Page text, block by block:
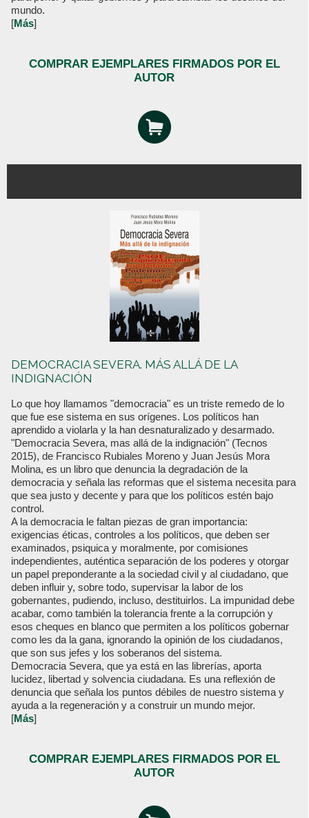
mundo.
[Más]
COMPRAR EJEMPLARES FIRMADOS POR EL
AUTOR
DEMOCRACIA SEVERA. MÁS ALLÁ DE LA
INDIGNACIÓN
Lo que hoy llamamos "democracia" es un triste remedo de lo
que fue ese sistema en sus orígenes. Los políticos han
aprendido a violarla y la han desnaturalizado y desarmado.
"Democracia Severa, mas allá de la indignación" (Tecnos
2015), de Francisco Rubiales Moreno y Juan Jesús Mora
Molina, es un libro que denuncia la degradación de la
democracia y señala las reformas que el sistema necesita para
que sea justo y decente y para que los políticos estén bajo
control.
A la democracia le faltan piezas de gran importancia:
exigencias éticas, controles a los políticos, que deben ser
examinados, psiquica y moralmente, por comisiones
independientes, auténtica separación de los poderes y otorgar
un papel preponderante a la sociedad civil y al ciudadano, que
deben influir y, sobre todo, supervisar la labor de los
gobernantes, pudiendo, incluso, destituirlos. La impunidad debe
acabar, como también la tolerancia frente a la corrupción y
esos cheques en blanco que permiten a los políticos gobernar
como les da la gana, ignorando la opinión de los ciudadanos,
que son sus jefes y los soberanos del sistema.
Democracia Severa, que ya está en las librerías, aporta
lucidez, libertad y solvencia ciudadana. Es una reflexión de
denuncia que señala los puntos débiles de nuestro sistema y
ayuda a la regeneración y a construir un mundo mejor.
[Más]
COMPRAR EJEMPLARES FIRMADOS POR EL
AUTOR